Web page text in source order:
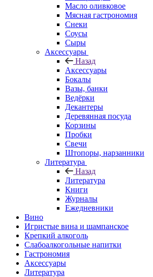
Масло оливковое
Мясная гастрономия
Снеки
Соусы
Сыры
Аксессуары
Назад
Аксессуары
Бокалы
Вазы, банки
Ведёрки
Декантеры
Деревянная посуда
Корзины
Пробки
Свечи
Штопоры, нарзанники
Литература
Назад
Литература
Книги
Журналы
Ежедневники
Вино
Игристые вина и шампанское
Крепкий алкоголь
Слабоалкогольные напитки
Гастрономия
Аксессуары
Литература